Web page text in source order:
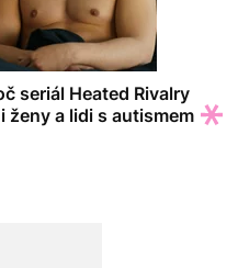
seriál Heated Rivalry
ženy a lidi s autismem